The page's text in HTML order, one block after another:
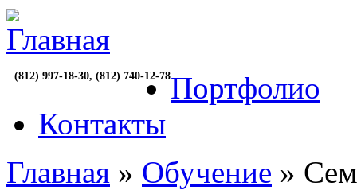
(812) 997-18-30, (812) 740-12-78Портфолио
Контакты
Главная » Обучение »